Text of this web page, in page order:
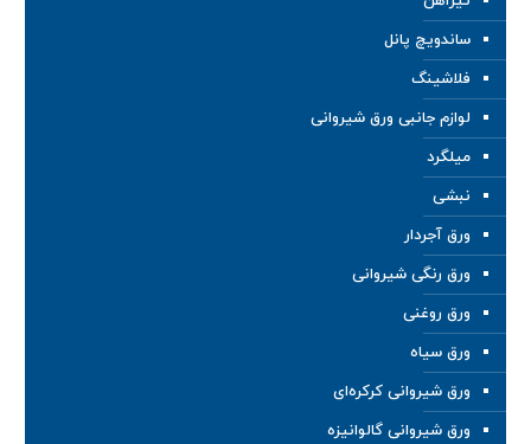
ساندویچ پانل
فلاشینگ
لوازم جانبی ورق شیروانی
میلگرد
نبشی
ورق آجردار
ورق رنگی شیروانی
ورق روغنی
ورق سیاه
ورق شیروانی کرکره‌ای
ورق شیروانی گالوانیزه